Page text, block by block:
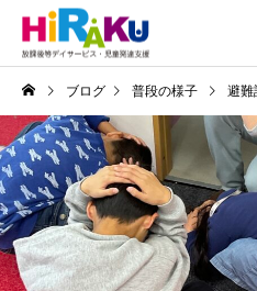
ブログ 普段の様子 避難訓練